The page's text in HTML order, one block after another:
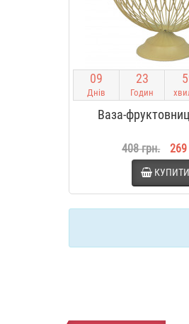
09
Днів
23
Годин
5
Ваза-
408 грн. 269
КУПИТИ